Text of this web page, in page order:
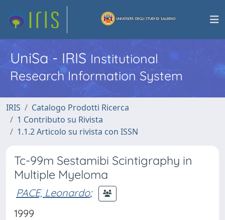
UniSa - IRISInstitutional
Research Information System
IRIS
Catalogo Prodotti Ricerca
1 Contributo su Rivista
1.1.2 Articolo su rivista con ISSN
Tc-99m Sestamibi Scintigraphy in
Multiple Myeloma
PACE, Leonardo;
1999